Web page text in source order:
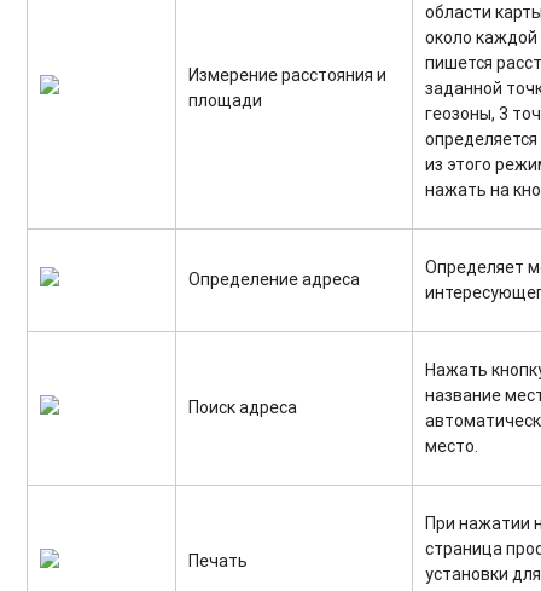
Измерение расстояния и
площади
области
около каждой
пишется
заданной
геозоны, 3
из этого
нажать на
Определение адреса
Определяет
Поиск адреса
Нажать
название
место.
Печать
При нажатии
страница
установки